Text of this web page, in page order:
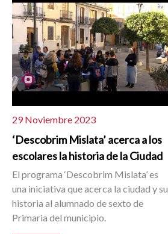
29 Noviembre 2023
‘Descobrim Mislata’ acerca a los
escolares la historia de la Ciudad
El programa ‘Descobrim Mislata’ es
una iniciativa que acerca la ciudad y su
historia al alumnado de sexto de
Primaria del municipio.